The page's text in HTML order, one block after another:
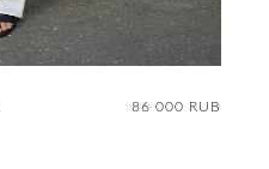
86 000 RUB